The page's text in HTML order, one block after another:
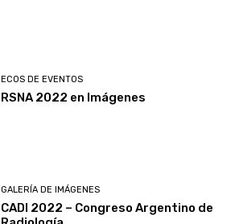
ECOS DE EVENTOS
RSNA 2022 en Imágenes
GALERÍA DE IMÁGENES
CADI 2022 – Congreso Argentino de